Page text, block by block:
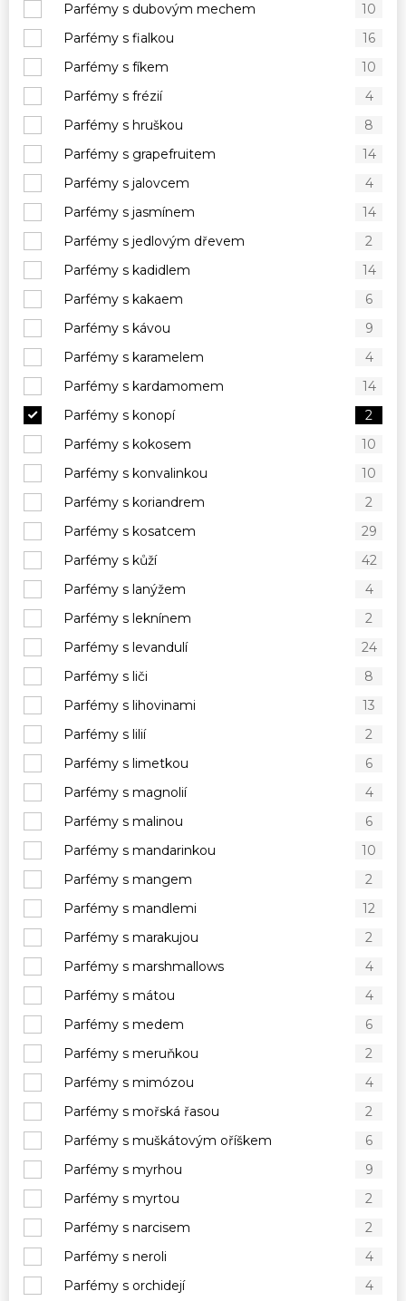
Parfémy s dubovým mechem
10
Parfémy s fialkou
16
Parfémy s fíkem
10
Parfémy s frézií
4
Parfémy s hruškou
8
Parfémy s grapefruitem
14
Parfémy s jalovcem
4
Parfémy s jasmínem
14
Parfémy s jedlovým dřevem
2
Parfémy s kadidlem
14
Parfémy s kakaem
6
Parfémy s kávou
9
Parfémy s karamelem
4
Parfémy s kardamomem
14
Parfémy s konopí
2
Parfémy s kokosem
10
Parfémy s konvalinkou
10
Parfémy s koriandrem
2
Parfémy s kosatcem
29
Parfémy s kůží
42
Parfémy s lanýžem
4
Parfémy s leknínem
2
Parfémy s levandulí
24
Parfémy s liči
8
Parfémy s lihovinami
13
Parfémy s lilií
2
Parfémy s limetkou
6
Parfémy s magnolií
4
Parfémy s malinou
6
Parfémy s mandarinkou
10
Parfémy s mangem
2
Parfémy s mandlemi
12
Parfémy s marakujou
2
Parfémy s marshmallows
4
Parfémy s mátou
4
Parfémy s medem
6
Parfémy s meruňkou
2
Parfémy s mimózou
4
Parfémy s mořská řasou
2
Parfémy s muškátovým oříškem
6
Parfémy s myrhou
9
Parfémy s myrtou
2
Parfémy s narcisem
2
Parfémy s neroli
4
Parfémy s orchidejí
4